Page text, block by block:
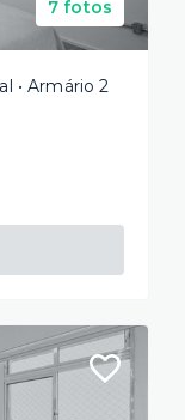
7 fotos
• Armário 2